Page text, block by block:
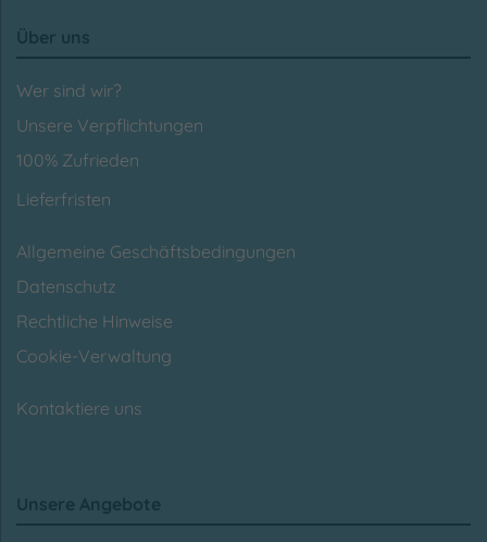
Über uns
Wer sind wir?
Unsere Verpflichtungen
100% Zufrieden
Lieferfristen
Allgemeine Geschäftsbedingungen
Datenschutz
Rechtliche Hinweise
Cookie-Verwaltung
Kontaktiere uns
Unsere Angebote